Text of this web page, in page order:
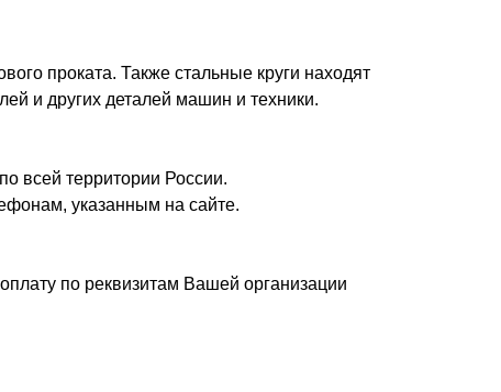
проката. Также стальные круги находят
и других деталей машин и техники.
всей территории России.
указанным на сайте.
по реквизитам Вашей организации